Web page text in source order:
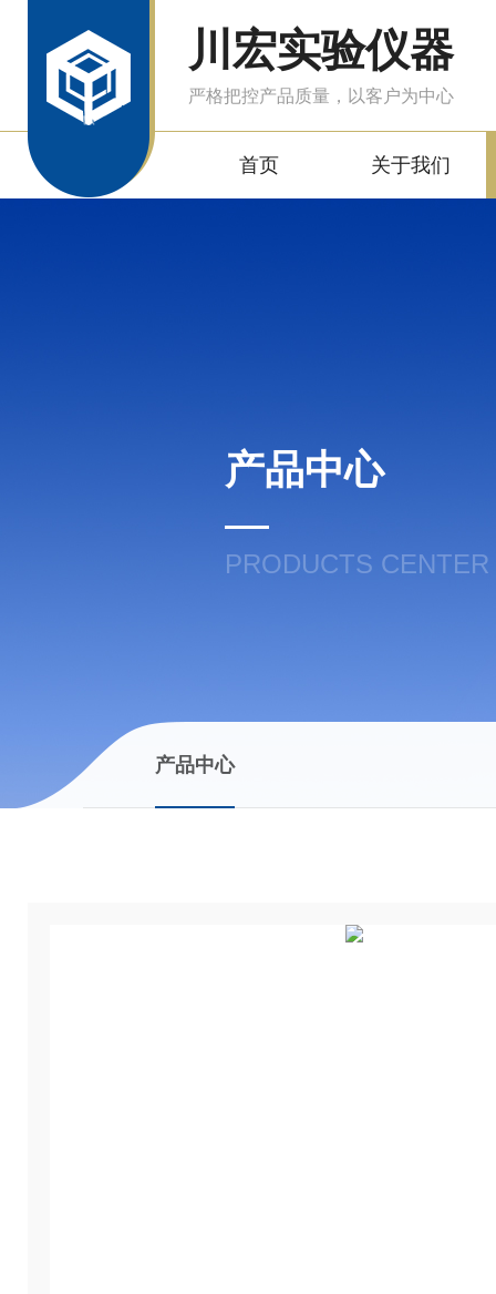
川宏实验仪器
严格把控产品质量，以客户为中心
首页 关于我们
产品中心
PRODUCTS CENTER
产品中心